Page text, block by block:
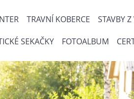
TRAVNÍ KOBERCE STAVBY
SEKAČKY FOTOALBUM